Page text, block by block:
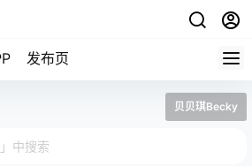
发布页
贝贝琪Becky